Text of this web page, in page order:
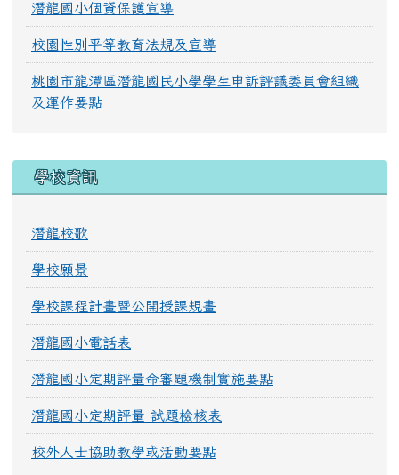
潛龍國小個資保護宣導
校園性別平等教育法規及宣導
桃園市龍潭區潛龍國民小學學生申訴評議委員會組織
及運作要點
學校資訊
潛龍校歌
學校願景
學校課程計畫暨公開授課規畫
潛龍國小電話表
潛龍國小定期評量命審題機制實施要點
潛龍國小定期評量 試題檢核表
校外人士協助教學或活動要點